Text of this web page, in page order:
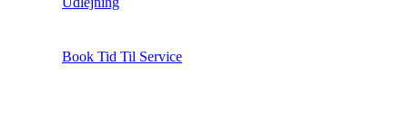
Book Tid Til Service